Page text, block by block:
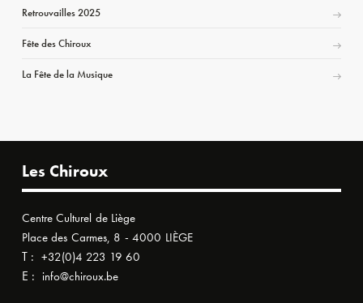
Retrouvailles 2025
Fête des Chiroux
La Fête de la Musique
Les Chiroux
Centre Culturel de Liège
Place des Carmes, 8 - 4000 LIÈGE
T : +32(0)4 223 19 60
E : info@chiroux.be